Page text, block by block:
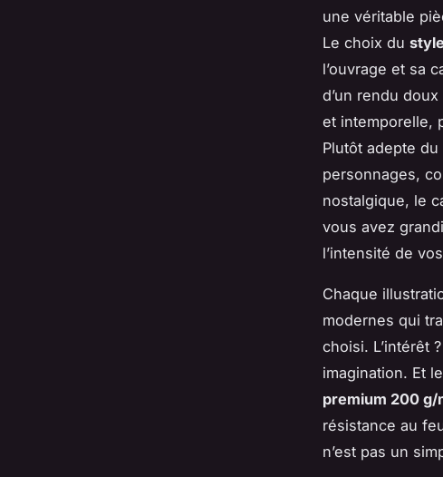
une véritable
Le choix du
l’ouvrage et sa
d’un rendu
et intemporelle,
Plutôt adepte
personnages,
nostalgique, le
vous avez
l’intensité de
Chaque
modernes qui
choisi. L’intérêt
imagination. Et
premium 200 g/
résistance au
n’est pas un